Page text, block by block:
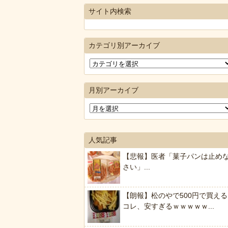
サイト内検索
カテゴリ別アーカイブ
月別アーカイブ
人気記事
【悲報】医者「菓子パンは止め
さい」...
【朗報】松のやで500円で買える
コレ、安すぎるｗｗｗｗｗ...